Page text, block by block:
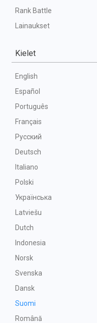
Rank Battle
Lainaukset
Kielet
English
Español
Português
Français
Русский
Deutsch
Italiano
Polski
Українська
Latviešu
Dutch
Indonesia
Norsk
Svenska
Dansk
Suomi
Română